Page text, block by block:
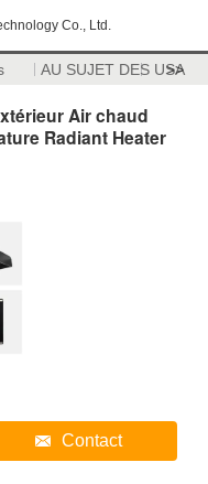
Co., Ltd.
AU SUJET DES USA
>>
Air chaud
Radiant Heater
Contact